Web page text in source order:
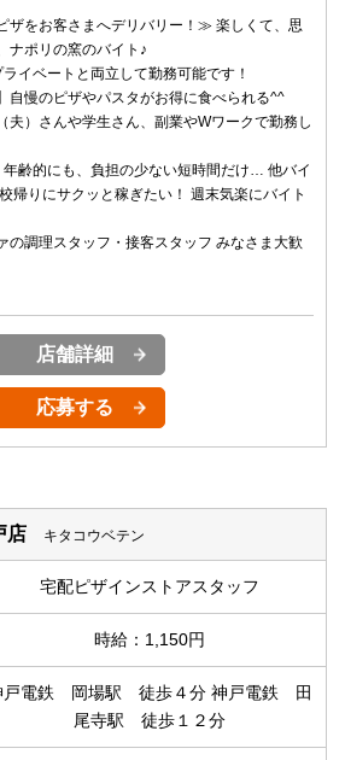
ザをお客さまへデリバリー！≫ 楽しくて、思
ナポリの窯のバイト♪
イベートと両立して勤務可能です！
自慢のピザやパスタがお得に食べられる^^
夫）さんや学生さん、副業やWワークで勤務し
齢的にも、負担の少ない短時間だけ… 他バイ
帰りにサクッと稼ぎたい！ 週末気楽にバイト
の調理スタッフ・接客スタッフ みなさま大歓
店舗詳細
応募する
店 キタコウベテン
宅配ピザインストアスタッフ
時給：1,150円
戸電鉄 岡場駅 徒歩４分 神戸電鉄 田
尾寺駅 徒歩１２分